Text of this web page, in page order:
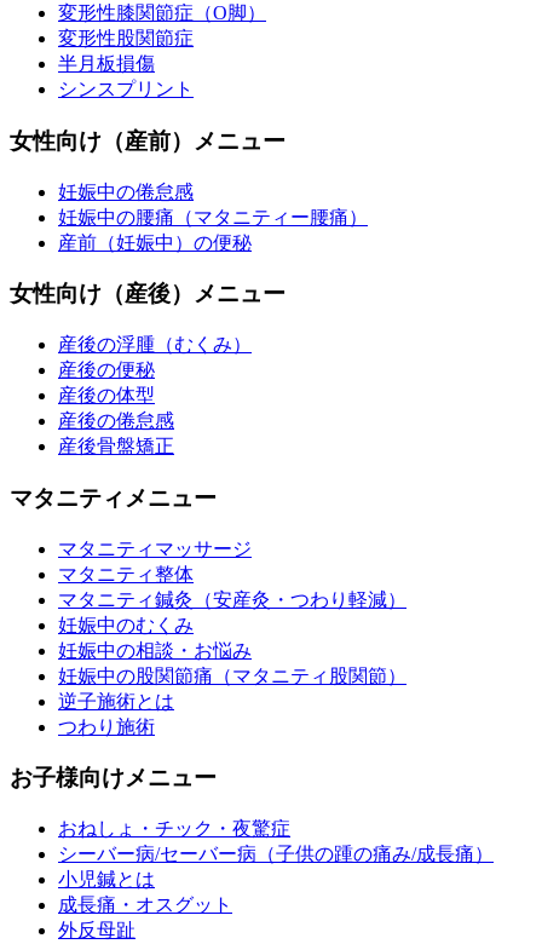
変形性膝関節症（O脚）
変形性股関節症
半月板損傷
シンスプリント
女性向け（産前）メニュー
妊娠中の倦怠感
妊娠中の腰痛（マタニティー腰痛）
産前（妊娠中）の便秘
女性向け（産後）メニュー
産後の浮腫（むくみ）
産後の便秘
産後の体型
産後の倦怠感
産後骨盤矯正
マタニティメニュー
マタニティマッサージ
マタニティ整体
マタニティ鍼灸（安産灸・つわり軽減）
妊娠中のむくみ
妊娠中の相談・お悩み
妊娠中の股関節痛（マタニティ股関節）
逆子施術とは
つわり施術
お子様向けメニュー
おねしょ・チック・夜驚症
シーバー病/セーバー病（子供の踵の痛み/成長痛）
小児鍼とは
成長痛・オスグット
外反母趾